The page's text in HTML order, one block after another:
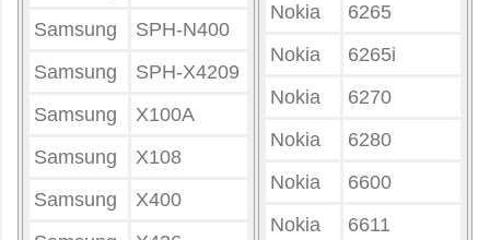
Samsung
SPH-N400
Samsung
SPH-X4209
Samsung
X100A
Samsung
X108
Samsung
X400
Nokia
6265
Nokia
6265i
Nokia
6270
Nokia
6280
Nokia
6600
Nokia
6611